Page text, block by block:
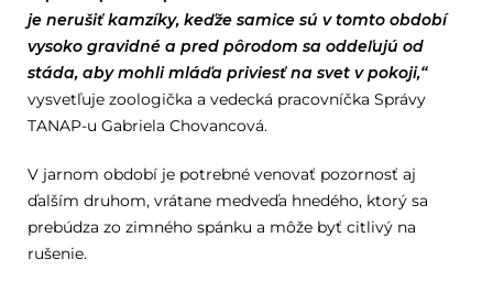
je nerušiť kamzíky, keďže samice sú v tomto období
vysoko gravidné a pred pôrodom sa oddeľujú od
stáda, aby mohli mláďa priviesť na svet v pokoji,“
vysvetľuje zoologička a vedecká pracovníčka Správy
TANAP-u Gabriela Chovancová.
V jarnom období je potrebné venovať pozornosť aj
ďalším druhom, vrátane medveďa hnedého, ktorý sa
prebúdza zo zimného spánku a môže byť citlivý na
rušenie.